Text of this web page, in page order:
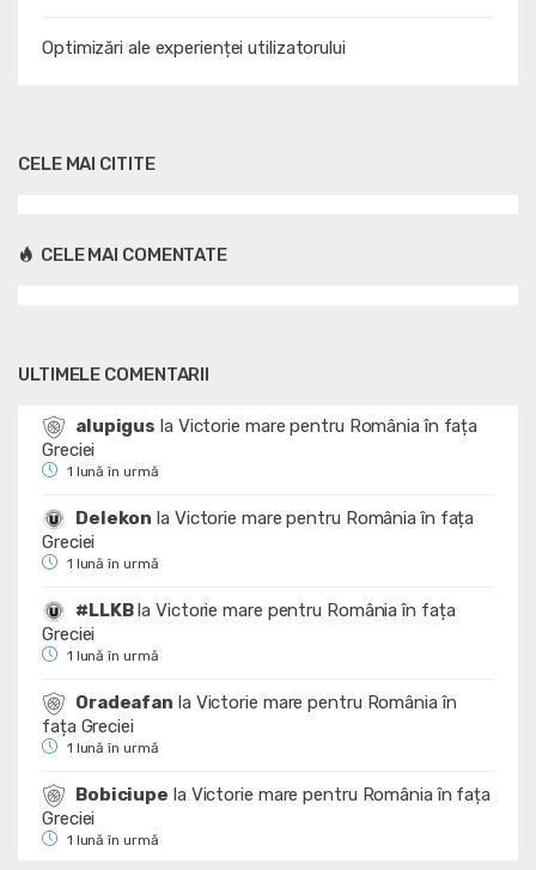
Optimizări ale experienței utilizatorului
CELE MAI CITITE
CELE MAI COMENTATE
ULTIMELE COMENTARII
alupigus la Victorie mare pentru România în fața
Greciei
1 lună în urmă
Delekon la Victorie mare pentru România în fața
Greciei
1 lună în urmă
#LLKBlaVictorie mare pentru România în fața
Greciei
1 lună în urmă
Oradeafan la Victorie mare pentru România în
fața Greciei
1 lună în urmă
Bobiciupe la Victorie mare pentru România în fața
Greciei
1 lună în urmă